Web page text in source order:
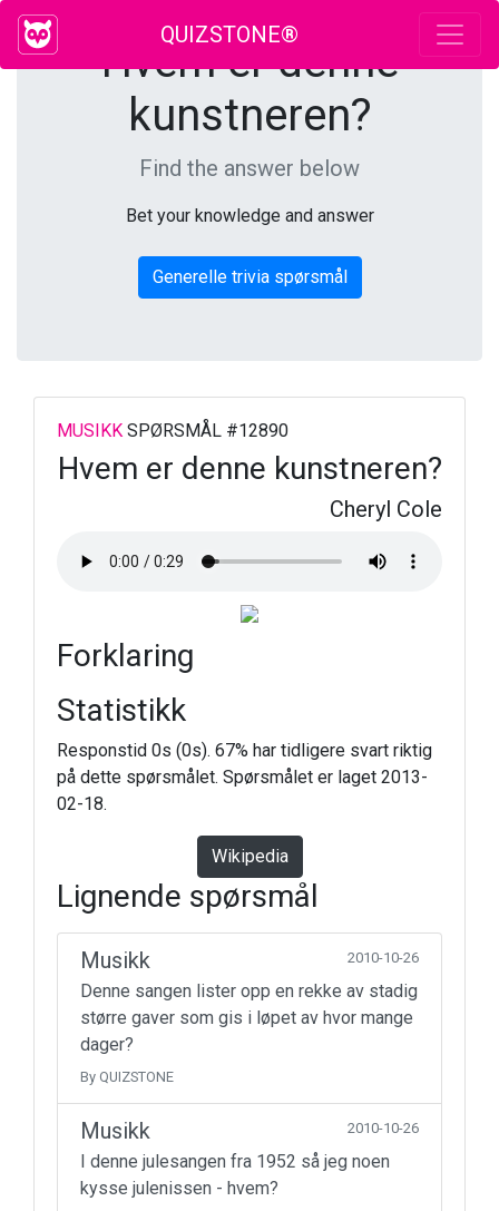
QUIZSTONE®
Hvem er denne
kunstneren?
Find the answer below
Bet your knowledge and answer
Generelle trivia spørsmål
MUSIKK SPØRSMÅL #12890
Hvem er denne kunstneren?
Cheryl Cole
Forklaring
Statistikk
Responstid 0s (0s). 67% har tidligere svart riktig
på dette spørsmålet. Spørsmålet er laget 2013-
02-18.
Wikipedia
Lignende spørsmål
Musikk 2010-10-26
Denne sangen lister opp en rekke av stadig
større gaver som gis i løpet av hvor mange
dager?
By QUIZSTONE
Musikk 2010-10-26
I denne julesangen fra 1952 så jeg noen
kysse julenissen - hvem?